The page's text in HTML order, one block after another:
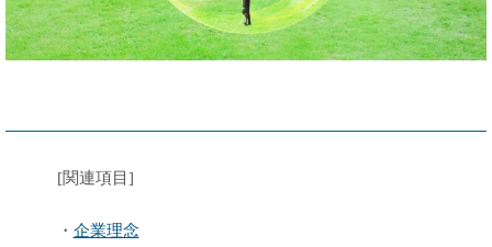
[関連項目]
・ 企業理念